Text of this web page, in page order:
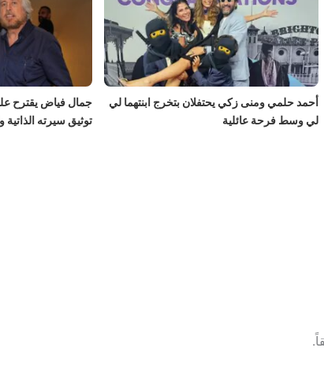
أحمد حلمي ومنى زكي يحتفلان بتخرج ابنتهما لي
لي وسط فرحة عائلية
جمال فياض يقترح
توثيق سيرته الذاتية